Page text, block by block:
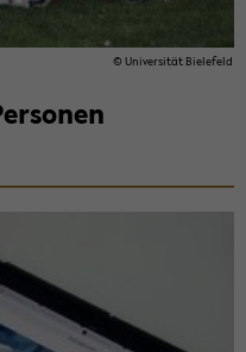
© Uni­ver­si­tät Bie­le­feld